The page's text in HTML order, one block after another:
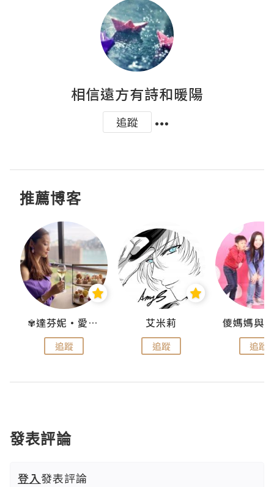
相信遠方有詩和暖陽
追蹤
推薦博客
✾達芬妮•愛孩子•愛生活✾
追蹤
艾米莉
追蹤 追蹤
發表評論
登入發表評論